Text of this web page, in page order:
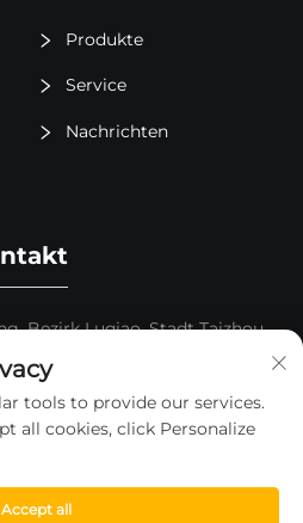
Produkte
Service
Nachrichten
Bezirk Luqiao, Stadt Taizhou,
tools to provide our services.
all cookies, click Personalize
Accept all